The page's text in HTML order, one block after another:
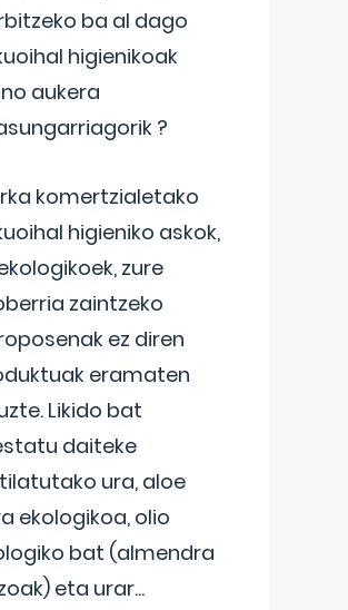
ba al dago
higienikoak
aukera
?
komertzialetako
higieniko askok,
zure
zaintzeko
ez diren
eramaten
Likido bat
daiteke
ura, aloe
ekologikoa, olio
bat (almendra
eta urar...